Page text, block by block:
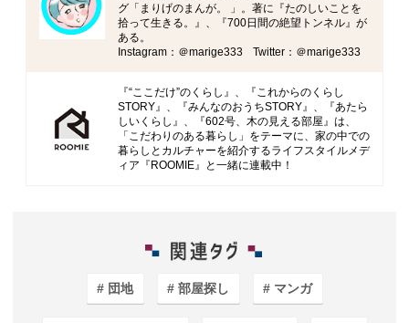
グ「まりげのまんが。 」。著に『たのしいことを
拾って生きる。』、『700日間の絶望トンネル』が
ある。
Instagram：＠marige333 Twitter：＠marige333
『“ここだけ”のくらし』、『これからのくらし
STORY』、『みんなのおうちSTORY』、『あたら
しいくらし』、『602号、木の見える部屋』は、
「こだわりのある暮らし」をテーマに、家の中での
暮らしとカルチャーを紹介するライフスタイルメデ
ィア『ROOMIE』と一緒に連載中！
団地 部屋探し マンガ